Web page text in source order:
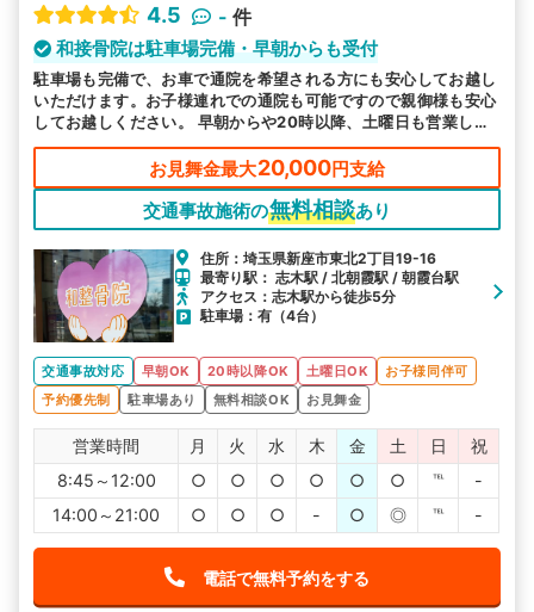
4.5
- 件
和接骨院は駐車場完備・早朝からも受付
駐車場も完備で、お車で通院を希望される方にも安心してお越し
いただけます。お子様連れでの通院も可能ですので親御様も安心
してお越しください。 早朝からや20時以降、土曜日も営業して
お忙しい方にも通いやすい環境を整え、皆様のお越しをお待ちし
お見舞金最大20,000円支給
交通事故施術の無料相談あり
住所：埼玉県新座市東北2丁目19-16
最寄り駅： 志木駅 / 北朝霞駅 / 朝霞台駅
アクセス：志木駅から徒歩5分
駐車場：有（4台）
交通事故対応 早朝OK 20時以降OK 土曜日OK
お子様同伴可
予約優先制
駐車場あり 無料相談OK お見舞金
営業時間 月 火 水 木 金 土 日
祝
8:45～12:00
○ ○ ○ ○ ○ ○ ℡
-
14:00～21:00
○ ○ ○ - ○ ◎ ℡ -
電話で無料予約をする